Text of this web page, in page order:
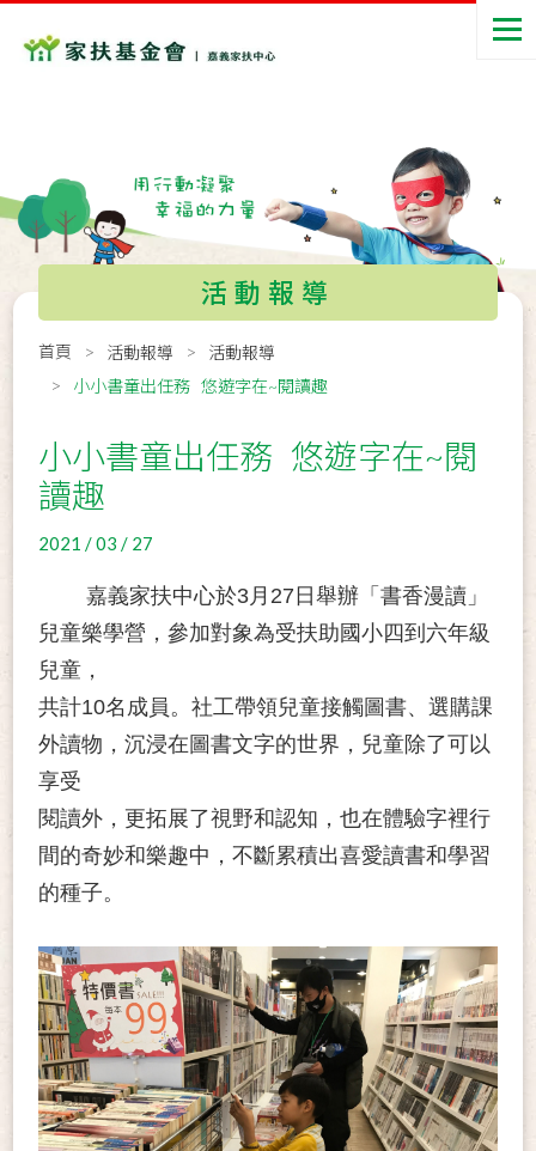
活動報導
首頁 活動報導
活動報導
小小書童出任務 悠遊字在~閱讀趣
小小書童出任務 悠遊字在~閱
讀趣
2021 / 03 / 27
嘉義家扶中心於3月27日舉辦「書香漫讀」
兒童樂學營，參加對象為受扶助國小四到六年級
兒童，
共計10名成員。社工帶領兒童接觸圖書、選購課
外讀物，沉浸在圖書文字的世界，兒童除了可以
享受
閱讀外，更拓展了視野和認知，也在體驗字裡行
間的奇妙和樂趣中，不斷累積出喜愛讀書和學習
的種子。